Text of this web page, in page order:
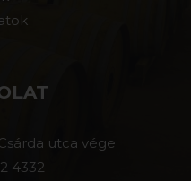
utca vége
4332